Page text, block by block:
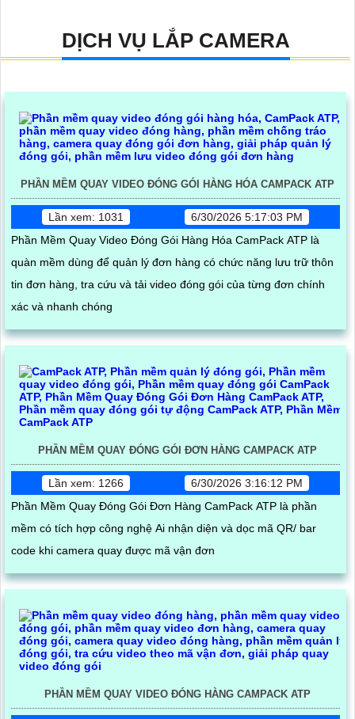
DỊCH VỤ LẮP CAMERA
PHẦN MỀM QUAY VIDEO ĐÓNG GÓI HÀNG HÓA CAMPACK ATP
Lần xem: 1031
6/30/2026 5:17:03 PM
Phần Mềm Quay Video Đóng Gói Hàng Hóa CamPack ATP là
quàn mềm dùng để quản lý đơn hàng có chức năng lưu trữ thôn
tin đơn hàng, tra cứu và tải video đóng gói của từng đơn chính
xác và nhanh chóng
PHẦN MỀM QUAY ĐÓNG GÓI ĐƠN HÀNG CAMPACK ATP
Lần xem: 1266
6/30/2026 3:16:12 PM
Phần Mềm Quay Đóng Gói Đơn Hàng CamPack ATP là phần
mềm có tích hợp công nghệ Ai nhận diện và dọc mã QR/ bar
code khi camera quay được mã vận đơn
PHẦN MỀM QUAY VIDEO ĐÓNG HÀNG CAMPACK ATP